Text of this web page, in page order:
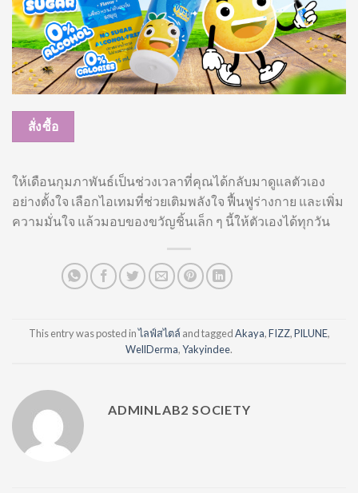
สั่งซื้อ
ให้เดือนกุมภาพันธ์เป็นช่วงเวลาที่คุณได้กลับมาดูแลตัวเอง
อย่างตั้งใจ เลือกไอเทมที่ช่วยเติมพลังใจ ฟื้นฟูร่างกาย และเพิ่ม
ความมั่นใจ แล้วมอบของขวัญชิ้นเล็ก ๆ นี้ให้ตัวเองได้ทุกวัน
This entry was posted inไลฟ์สไตล์and tagged Akaya FIZZ, PILUNE,
WellDerma Yakyindee
ADMINLAB2 SOCIETY